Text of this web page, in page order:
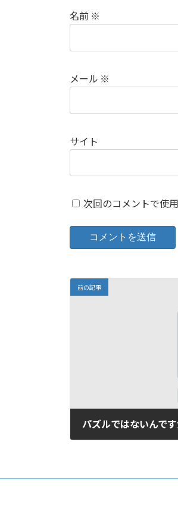
名前 ※
メール ※
サイト
次回のコメントで使
前の記事
パズルではないんで